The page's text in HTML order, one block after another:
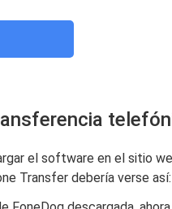
el software en el sitio
Transfer debería verse así: